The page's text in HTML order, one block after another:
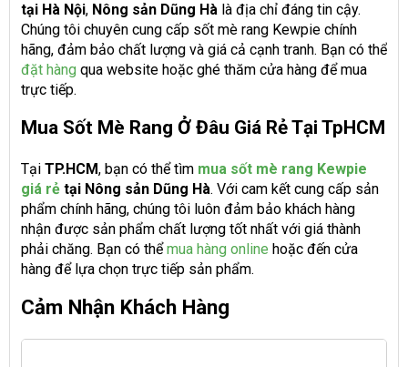
tại Hà Nội, Nông sản Dũng Hà là địa chỉ đáng tin cậy.
Chúng tôi chuyên cung cấp sốt mè rang Kewpie chính
hãng, đảm bảo chất lượng và giá cả cạnh tranh. Bạn có thể
đặt hàng qua website hoặc ghé thăm cửa hàng để mua
trực tiếp.
Mua Sốt Mè Rang Ở Đâu Giá Rẻ Tại TpHCM
Tại TP.HCM, bạn có thể tìm mua sốt mè rang Kewpie
giá rẻ tại Nông sản Dũng Hà. Với cam kết cung cấp sản
phẩm chính hãng, chúng tôi luôn đảm bảo khách hàng
nhận được sản phẩm chất lượng tốt nhất với giá thành
phải chăng. Bạn có thểmua hàng online hoặc đến cửa
hàng để lựa chọn trực tiếp sản phẩm.
Cảm Nhận Khách Hàng